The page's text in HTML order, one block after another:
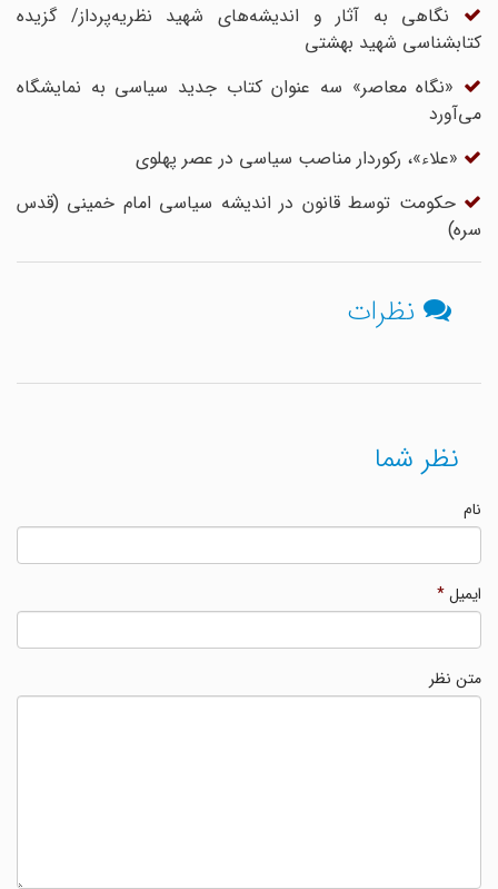
نگاهی به آثار و اندیشه‌های شهید نظریه‌پرداز/ گزیده
کتابشناسی شهید بهشتی
«نگاه معاصر» سه عنوان کتاب جدید سیاسی به نمایشگاه
می‌آورد
«علاء»، رکوردار مناصب سیاسی در عصر پهلوی
حکومت توسط قانون در اندیشه سیاسی امام خمینی (قدس
سره)
نظرات
نظر شما
ایمیل*
متن نظر